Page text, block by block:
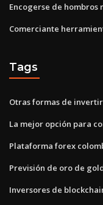
Encogerse de hombros
Comerciante
Tags
Otras formas de
La mejor opción para
Plataforma forex
Previsión de oro de
Inversores de